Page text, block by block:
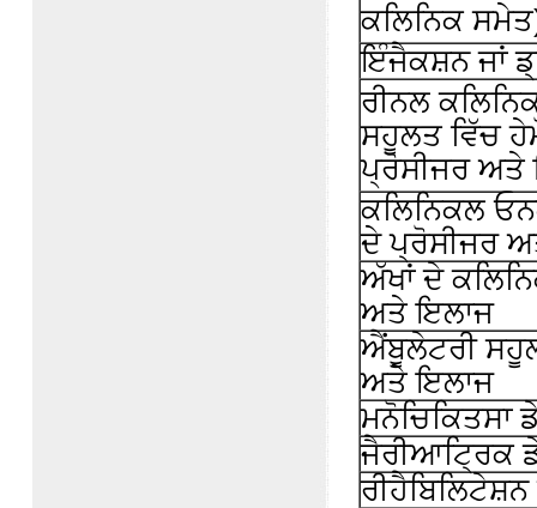
ਕਲਿਨਿਕ
ਇੰਜੈਕਸ਼ਨ ਜਾਂ
ਰੀਨਲ
ਸਹੂਲਤ ਵਿੱਚ
ਪ੍ਰੋਸੀਜਰ ਅਤੇ
ਕਲਿਨਿਕਲ
ਦੇ ਪ੍ਰੋਸੀਜਰ
ਅੱਖਾਂ ਦੇ
ਅਤੇ ਇਲਾਜ
ਐਂਬੂਲੇਟਰੀ
ਅਤੇ ਇਲਾਜ
ਮਨੋਚਿਕਿਤਸਾ
ਜੈਰੀਆਟ੍ਰਿਕ